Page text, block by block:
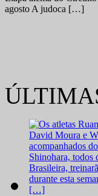
agosto A judoca […]